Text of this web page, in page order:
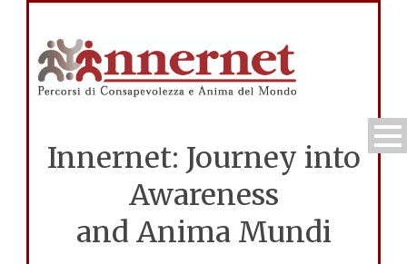
Innernet: Journey into
Awareness
and Anima Mundi